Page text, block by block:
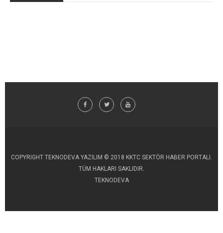
COPYRIGHT TEKNODEVA YAZILIM © 2018 KKTC SEKTÖR HABER PORTALI.
TÜM HAKLARI SAKLIDIR.
TEKNODEVA